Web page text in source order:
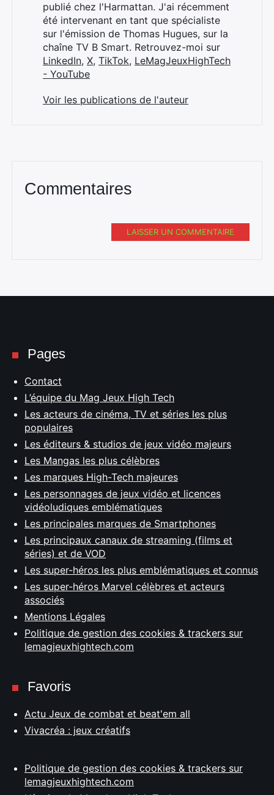
publié chez l'Harmattan. J'ai récemment
été intervenant en tant que spécialiste
sur l'émission de Thomas Hugues, sur la
chaîne TV B Smart. Retrouvez-moi sur
LinkedIn, X, TikTok, LeMagJeuxHighTech
- YouTube
Voir les publications de l'auteur
Commentaires
LAISSER UN COMMENTAIRE
Pages
Contact
L’équipe du Mag Jeux High Tech
Les acteurs de cinéma, TV et séries les plus
populaires
Les éditeurs & studios de jeux vidéo majeurs
Les Mangas les plus célèbres
Les marques High-Tech majeures
Les personnages de jeux vidéo et licences
vidéoludiques emblématiques
Les principales marques de Smartphones
Les principaux canaux de streaming (films et
séries) et de VOD
Les super-héros les plus emblématiques et connus
Les super-héros Marvel célèbres et acteurs
associés
Mentions Légales
Politique de gestion des cookies & trackers sur
lemagjeuxhightech.com
Favoris
Actu Jeux de combat et beat'em all
Vivacréa : jeux créatifs
Politique de gestion des cookies & trackers sur
lemagjeuxhightech.com